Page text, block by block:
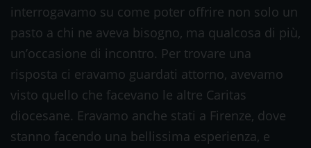
interrogavamo su come poter offrire non solo un
pasto a chi ne aveva bisogno, ma qualcosa di più,
un’occasione di incontro. Per trovare una
risposta ci eravamo guardati attorno, avevamo
visto quello che facevano le altre Caritas
diocesane. Eravamo anche stati a Firenze, dove
stanno facendo una bellissima esperienza, e